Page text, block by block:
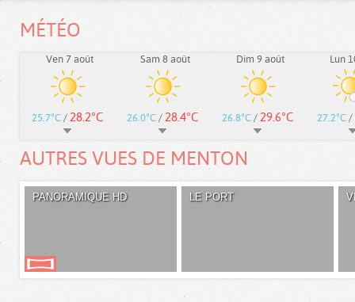
MÉTÉO
Ven 7 août
25.7°C / 28.2°C
Sam 8 août
26.0°C / 28.4°C
Dim 9 août
26.8°C / 29.6°C
Lun
27.2°C /
AUTRES VUES DE MENTON
PANORAMIQUE HD LE PORT